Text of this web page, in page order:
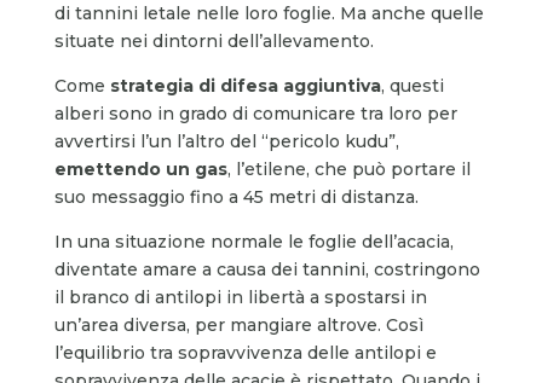
di tannini letale nelle loro foglie. Ma anche quelle
situate nei dintorni dell’allevamento.
Come strategia di difesa aggiuntiva, questi
alberi sono in grado di comunicare tra loro per
avvertirsi l’un l’altro del “pericolo kudu”,
emettendo un gas, l’etilene, che può portare il
suo messaggio fino a 45 metri di distanza.
In una situazione normale le foglie dell’acacia,
diventate amare a causa dei tannini, costringono
il branco di antilopi in libertà a spostarsi in
un’area diversa, per mangiare altrove. Così
l’equilibrio tra sopravvivenza delle antilopi e